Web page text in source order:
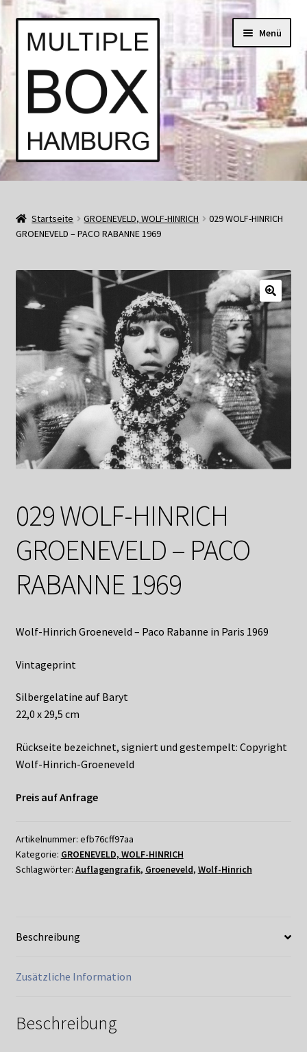
Zur
Navigation
Springe
zum
Menü
Start
AGB
Bücher und Kataloge
Datenschutzerklärung
Impressum
Kasse
Linkliste
Mein Konto
Mitglieder
Newsletter
Newsletter
Widerrufsbelehrung
Zahlungsarten
Startseite GROENEVELD, WOLF-HINRICH
029 WOLF-HINRICH
GROENEVELD – PACO RABANNE 1969
029 WOLF-HINRICH
GROENEVELD – PACO
RABANNE 1969
Wolf-Hinrich Groeneveld – Paco Rabanne in Paris 1969
Vintageprint
Silbergelatine auf Baryt
22,0 x 29,5 cm
Rückseite bezeichnet, signiert und gestempelt: Copyright
Wolf-Hinrich-Groeneveld
Preis auf Anfrage
Artikelnummer: efb76cff97aa
Kategorie: GROENEVELD, WOLF-HINRICH
Schlagwörter: Auflagengrafik, Groeneveld, Wolf-Hinrich
Beschreibung
Zusätzliche Information
Beschreibung